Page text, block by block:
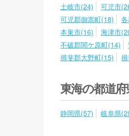
土岐市(24)
可児市
可児郡御嵩町(18)
本巣市(16)
海津市
不破郡関ケ原町(14)
揖斐郡大野町(15)
東海の都道
静岡県(57) 岐阜県